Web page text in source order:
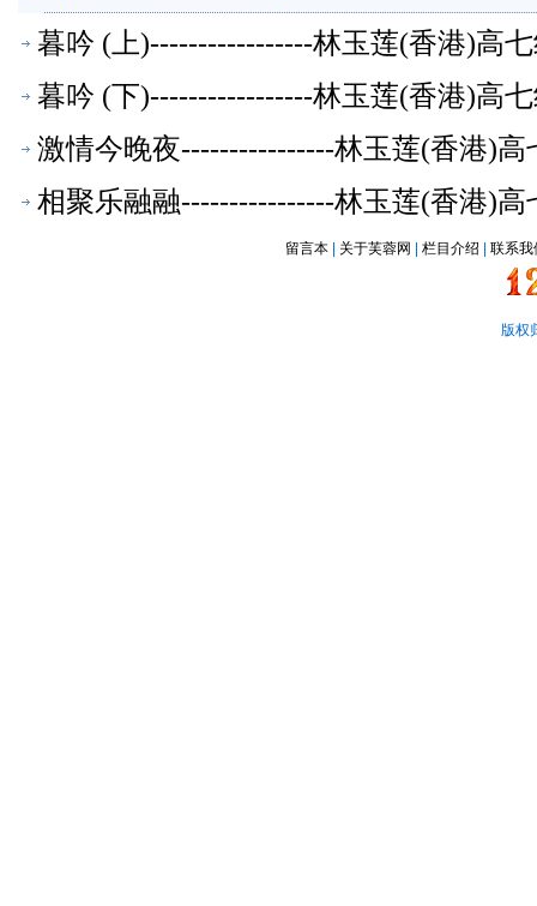
暮吟 (上)-----------------林玉莲(香港)高
暮吟 (下)-----------------林玉莲(香港)高
激情今晚夜----------------林玉莲(香港)高
相聚乐融融----------------林玉莲(香港)高
留言本| 关于芙蓉网 栏目介绍 联系我
版权